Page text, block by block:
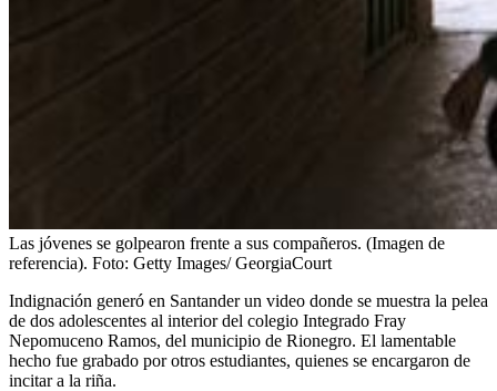
Las jóvenes se golpearon frente a sus compañeros. (Imagen de
referencia). Foto: Getty Images/ GeorgiaCourt
Indignación generó en Santander un video donde se muestra la pelea
de dos adolescentes al interior del colegio Integrado Fray
Nepomuceno Ramos, del municipio de Rionegro. El lamentable
hecho fue grabado por otros estudiantes, quienes se encargaron de
incitar a la riña.